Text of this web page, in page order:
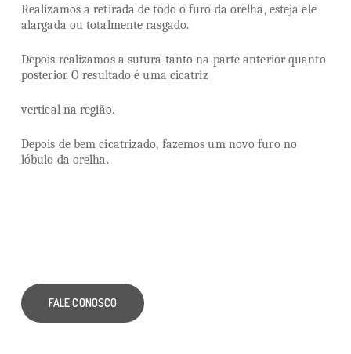
Realizamos a retirada de todo o furo da orelha, esteja ele
alargada ou totalmente rasgado.
Depois realizamos a sutura tanto na parte anterior quanto
posterior. O resultado é uma cicatriz
vertical na região.
Depois de bem cicatrizado, fazemos um novo furo no
lóbulo da orelha.
FALE CONOSCO